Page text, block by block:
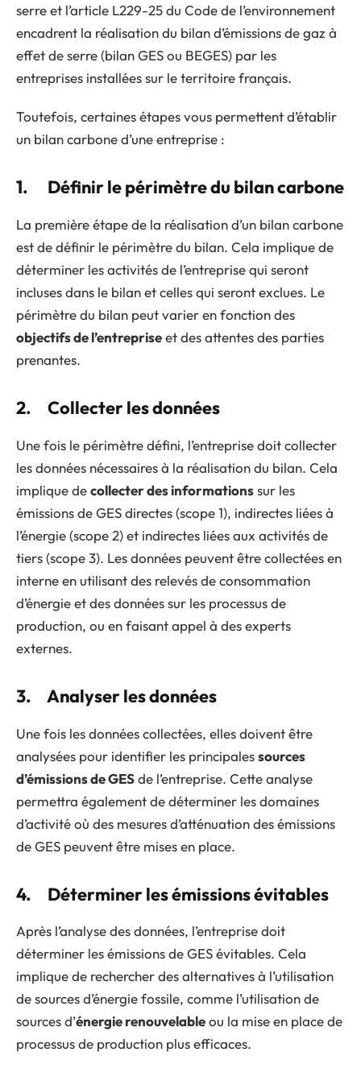
serre et l’article L229-25 du Code de l’environnement
encadrent la réalisation du bilan d’émissions de gaz à
effet de serre (bilan GES ou BEGES) par les
entreprises installées sur le territoire français.
Toutefois, certaines étapes vous permettent d’établir
un bilan carbone d’une entreprise :
1. Définir le périmètre du bilan carbone
La première étape de la réalisation d’un bilan carbone
est de définir le périmètre du bilan. Cela implique de
déterminer les activités de l’entreprise qui seront
incluses dans le bilan et celles qui seront exclues. Le
périmètre du bilan peut varier en fonction des
objectifs de l’entrepriseet des attentes des parties
prenantes.
2. Collecter les données
Une fois le périmètre défini, l’entreprise doit collecter
les données nécessaires à la réalisation du bilan. Cela
implique decollecter des informationssur les
émissions de GES directes (scope 1), indirectes liées à
l’énergie (scope 2) et indirectes liées aux activités de
tiers (scope 3). Les données peuvent être collectées en
interne en utilisant des relevés de consommation
d’énergie et des données sur les processus de
production, ou en faisant appel à des experts
externes.
3. Analyser les données
Une fois les données collectées, elles doivent être
analysées pour identifier les principalessources
d’émissions de GESde l’entreprise. Cette analyse
permettra également de déterminer les domaines
d’activité où des mesures d’atténuation des émissions
de GES peuvent être mises en place.
4. Déterminer les émissions évitables
Après l’analyse des données, l’entreprise doit
déterminer les émissions de GES évitables. Cela
implique de rechercher des alternatives à l’utilisation
de sources d’énergie fossile, comme l’utilisation de
sources d’énergie renouvelableou la mise en place de
processus de production plus efficaces.